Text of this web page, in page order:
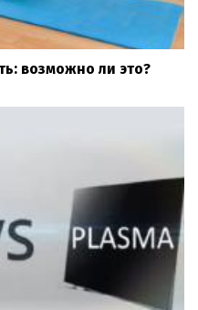
возможно ли это?